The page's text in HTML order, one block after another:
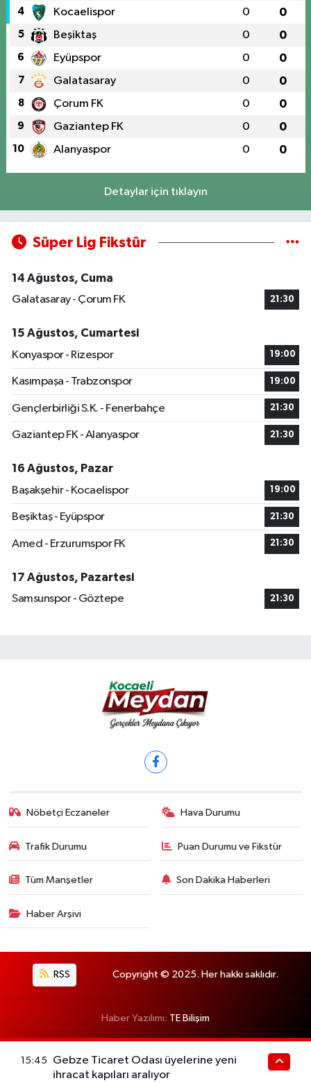
4 Kocaelispor 0 0
5 Beşiktaş 0 0
6 Eyüpspor 0 0
7 Galatasaray 0 0
8 Çorum FK 0 0
9 Gaziantep FK 0 0
10 Alanyaspor 0 0
Detaylar için tıklayın
Süper Lig Fikstür
14 Ağustos, Cuma
Galatasaray - Çorum FK
21:30
15 Ağustos, Cumartesi
Konyaspor - Rizespor
19:00
Kasımpaşa - Trabzonspor 19:00
Gençlerbirliği S.K. - Fenerbahçe 21:30
Gaziantep FK - Alanyaspor 21:30
16 Ağustos, Pazar
Başakşehir - Kocaelispor
19:00
Beşiktaş - Eyüpspor 21:30
Amed - Erzurumspor FK 21:30
17 Ağustos, Pazartesi
Samsunspor - Göztepe
21:30
Nöbetçi Eczaneler Hava Durumu
Trafik Durumu Puan Durumu ve Fikstür
Tüm Manşetler Son Dakika Haberleri
Haber Arşivi
RSS Copyright © 2025. Her hakkı saklıdır.
Haber Yazılımı: TE Bilişim
15:45
Gebze Ticaret Odası üyelerine yeni
ihracat kapıları aralıyor